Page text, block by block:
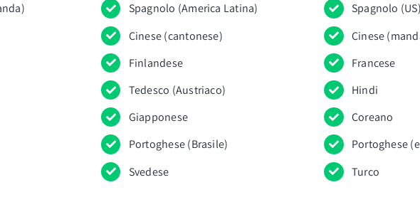
Spagnolo (America Latina)
Cinese (cantonese)
Finlandese
Tedesco (Austriaco)
Giapponese
Portoghese (Brasile)
Svedese
Spagnolo (US)
Cinese
Francese
Hindi
Coreano
Portoghese
Turco